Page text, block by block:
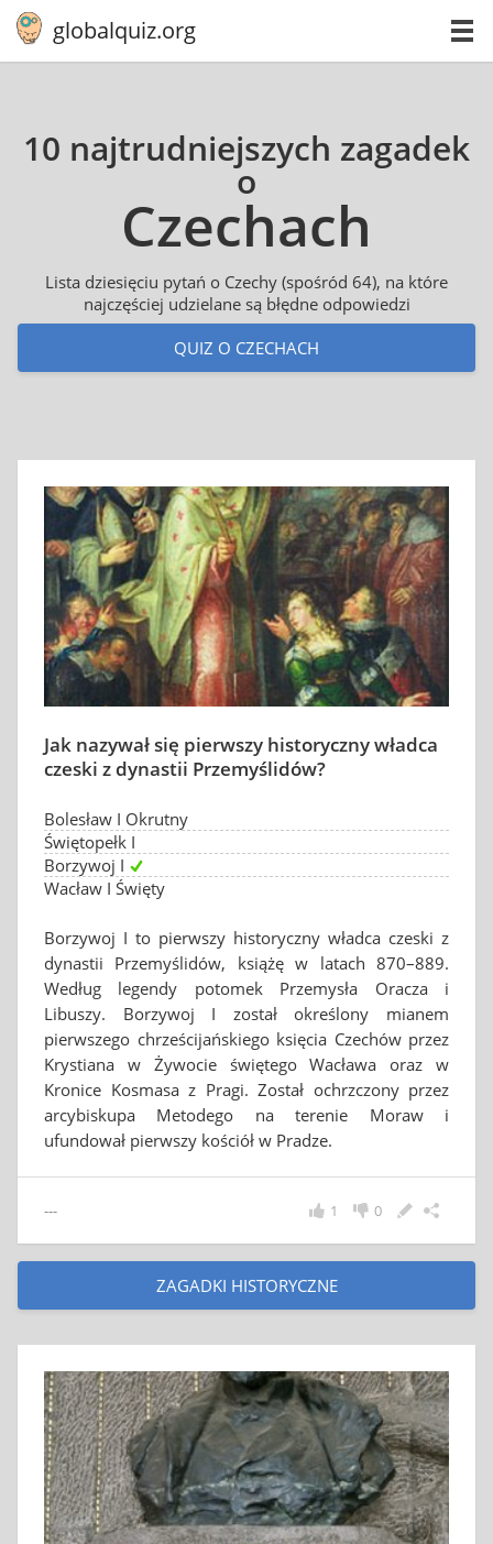
globalquiz.org
10 najtrudniejszych zagadek
o
Czechach
Lista dziesięciu pytań o Czechy (spośród 64), na które
najczęściej udzielane są błędne odpowiedzi
QUIZ O CZECHACH
Jak nazywał się pierwszy historyczny władca
czeski z dynastii Przemyślidów?
Bolesław I Okrutny
Świętopełk I
Borzywoj I
Wacław I Święty
Borzywoj I to pierwszy historyczny władca czeski z
dynastii Przemyślidów, książę w latach 870–889.
Według legendy potomek Przemysła Oracza i
Libuszy. Borzywoj I został określony mianem
pierwszego chrześcijańskiego księcia Czechów przez
Krystiana w Żywocie świętego Wacława oraz w
Kronice Kosmasa z Pragi. Został ochrzczony przez
arcybiskupa Metodego na terenie Moraw i
ufundował pierwszy kościół w Pradze.
--- 0
1
ZAGADKI HISTORYCZNE